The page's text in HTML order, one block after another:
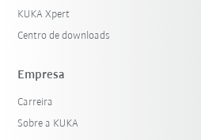
KUKA Xpert
Centro de downloads
Empresa
Carreira
Sobre a KUKA